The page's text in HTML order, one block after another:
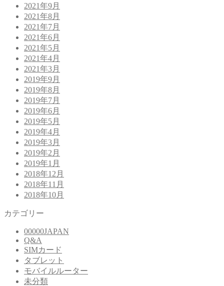
2021年9月
2021年8月
2021年7月
2021年6月
2021年5月
2021年4月
2021年3月
2019年9月
2019年8月
2019年7月
2019年6月
2019年5月
2019年4月
2019年3月
2019年2月
2019年1月
2018年12月
2018年11月
2018年10月
カテゴリー
00000JAPAN
Q&A
SIMカード
タブレット
モバイルルーター
未分類